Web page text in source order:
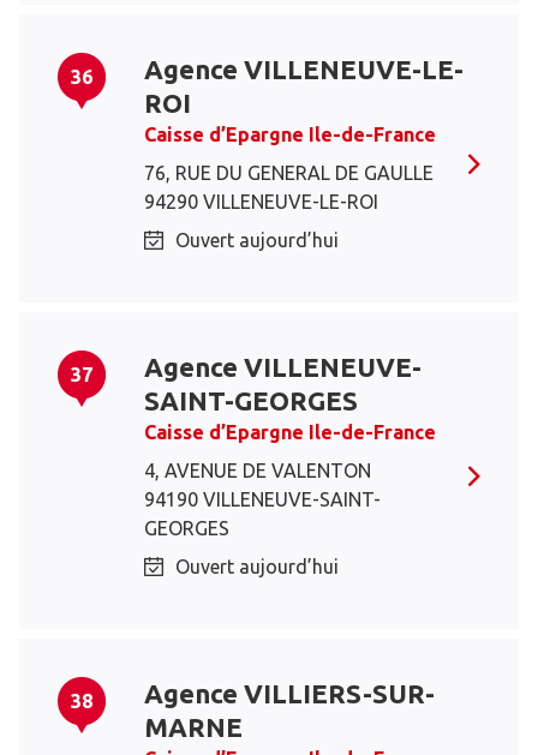
36
Agence VILLENEUVE-LE-
ROI
Caisse d’Epargne Ile-de-France
76, RUE DU GENERAL DE GAULLE
94290 VILLENEUVE-LE-ROI
Ouvert aujourd’hui
37
Agence VILLENEUVE-
SAINT-GEORGES
Caisse d’Epargne Ile-de-France
4, AVENUE DE VALENTON
94190 VILLENEUVE-SAINT-
GEORGES
Ouvert aujourd’hui
38
Agence VILLIERS-SUR-
MARNE